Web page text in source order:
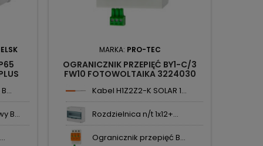
B...
MARKA: PRO-TEC
OGRANICZNIK PRZEPIĘĆ BY1-C/3
FW10 FOTOWOLTAIKA 3224030
Kabel H1Z2Z2-K SOLAR 1...
Rozdzielnica n/t 1x12+...
Ogranicznik przepięć B...